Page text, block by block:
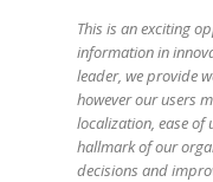
This is an exciting
information in
leader, we provide
however our users
localization, ease of
hallmark of our
decisions and